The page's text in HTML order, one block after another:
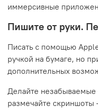
иммерсивные
Пишите от руки.
Писать с помощью
ручкой на бумаге, но
дополнительных
Делайте незабываемые
размечайте скриншоты